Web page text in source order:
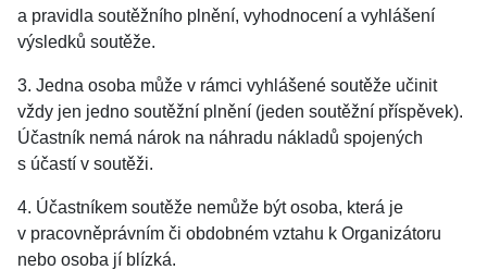
a pravidla soutěžního plnění, vyhodnocení a vyhlášení
výsledků soutěže.
3. Jedna osoba může v rámci vyhlášené soutěže učinit
vždy jen jedno soutěžní plnění (jeden soutěžní příspěvek).
Účastník nemá nárok na náhradu nákladů spojených
s účastí v soutěži.
4. Účastníkem soutěže nemůže být osoba, která je
v pracovněprávním či obdobném vztahu k Organizátoru
nebo osoba jí blízká.